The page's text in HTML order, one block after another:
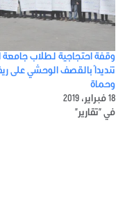
وقفة احتجاجية لطلاب جامعة
تنديداً بالقصف الوحشي على
وحماة
18 فبراير، 2019
في "تقارير"